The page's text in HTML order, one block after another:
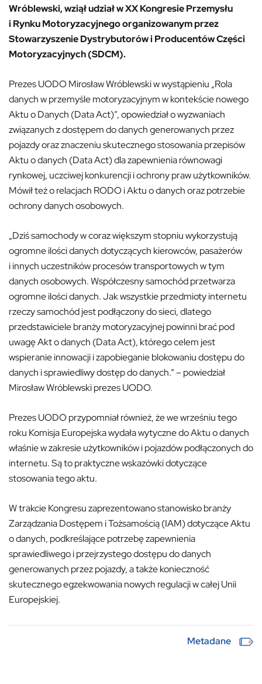
Wróblewski, wziął udział w XX Kongresie Przemysłu
i Rynku Motoryzacyjnego organizowanym przez
Stowarzyszenie Dystrybutorów i Producentów Części
Motoryzacyjnych (SDCM).
Prezes UODO Mirosław Wróblewski w wystąpieniu „Rola
danych w przemyśle motoryzacyjnym w kontekście nowego
Aktu o Danych (Data Act)”, opowiedział o wyzwaniach
związanych z dostępem do danych generowanych przez
pojazdy oraz znaczeniu skutecznego stosowania przepisów
Aktu o danych (Data Act) dla zapewnienia równowagi
rynkowej, uczciwej konkurencji i ochrony praw użytkowników.
Mówił też o relacjach RODO i Aktu o danych oraz potrzebie
ochrony danych osobowych.
„Dziś samochody w coraz większym stopniu wykorzystują
ogromne ilości danych dotyczących kierowców, pasażerów
i innych uczestników procesów transportowych w tym
danych osobowych. Współczesny samochód przetwarza
ogromne ilości danych. Jak wszystkie przedmioty internetu
rzeczy samochód jest podłączony do sieci, dlatego
przedstawiciele branży motoryzacyjnej powinni brać pod
uwagę Akt o danych (Data Act), którego celem jest
wspieranie innowacji i zapobieganie blokowaniu dostępu do
danych i sprawiedliwy dostęp do danych.” – powiedział
Mirosław Wróblewski prezes UODO.
Prezes UODO przypomniał również, że we wrześniu tego
roku Komisja Europejska wydała wytyczne do Aktu o danych
właśnie w zakresie użytkowników i pojazdów podłączonych do
internetu. Są to praktyczne wskazówki dotyczące
stosowania tego aktu.
W trakcie Kongresu zaprezentowano stanowisko branży
Zarządzania Dostępem i Tożsamością (IAM) dotyczące Aktu
o danych, podkreślające potrzebę zapewnienia
sprawiedliwego i przejrzystego dostępu do danych
generowanych przez pojazdy, a także konieczność
skutecznego egzekwowania nowych regulacji w całej Unii
Europejskiej.
Metadane